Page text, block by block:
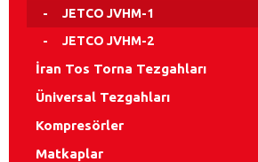
JETCO JVHM-1
JETCO JVHM-2
İran Tos Torna Tezgahları
Üniversal Tezgahları
Kompresörler
Matkaplar